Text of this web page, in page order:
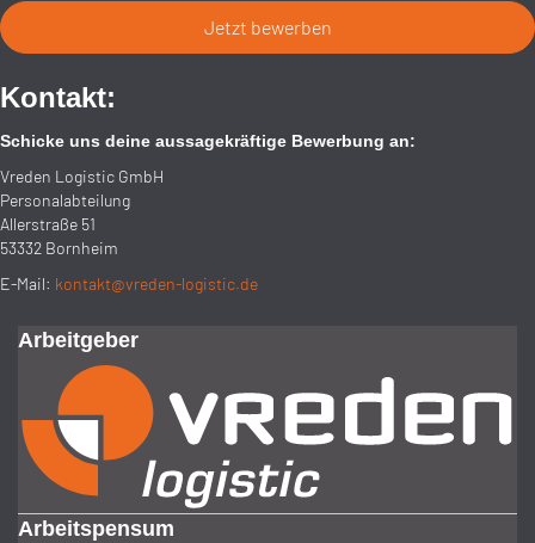
Jetzt bewerben
Kontakt:
Schicke uns deine aussagekräftige Bewerbung an:
Vreden Logistic GmbH
Personalabteilung
Allerstraße 51
53332 Bornheim
E-Mail: kontakt@vreden-logistic.de
Arbeitgeber
Arbeitspensum